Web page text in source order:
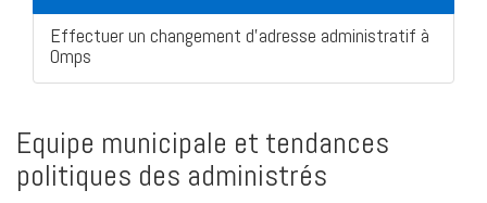
Effectuer un changement d'adresse administratif à
Omps
Equipe municipale et tendances
politiques des administrés